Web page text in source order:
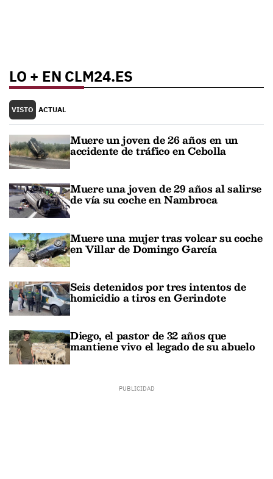
LO + EN CLM24.ES
VISTO ACTUAL
Muere un joven de 26 años en un
accidente de tráfico en Cebolla
Muere una joven de 29 años al salirse
de vía su coche en Nambroca
Muere una mujer tras volcar su coche
en Villar de Domingo García
Seis detenidos por tres intentos de
homicidio a tiros en Gerindote
Diego, el pastor de 32 años que
mantiene vivo el legado de su abuelo